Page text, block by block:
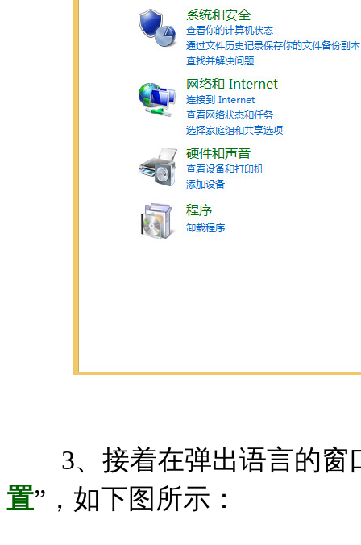
3、接着在弹出语言的窗
置”，如下图所示：